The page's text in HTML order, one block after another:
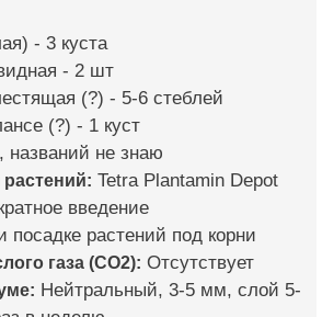
- 3 куста
- 2 шт
(?) - 5-6 стеблей
(?) - 1 куст
названий не знаю
Tetra Plantamin Depot
введение
растений под корни
газа (CO2): Отсутствует
Нейтральный, 3-5 мм, слой 5-